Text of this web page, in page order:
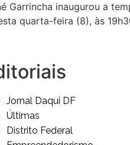
Garrincha inaugurou a
quarta-feira (8), às
Jornal Daqui DF
Últimas
Distrito Federal